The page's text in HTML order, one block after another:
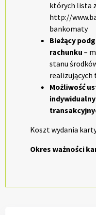
których lista
http://
bankomaty
Bieżący
rachunku –
stanu
realizujących
Możliwość
Koszt wydania
Okres ważności